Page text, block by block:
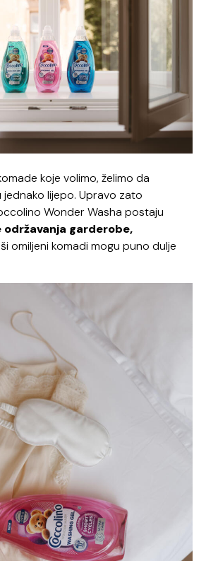
koje volimo, želimo da
lijepo. Upravo zato
Wonder Washa postaju
garderobe,
omiljeni komadi mogu puno dulje